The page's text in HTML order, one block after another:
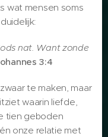
wat mensen soms
nat. Want zonde
3:4
te maken, maar
waarin liefde,
tien geboden
onze relatie met